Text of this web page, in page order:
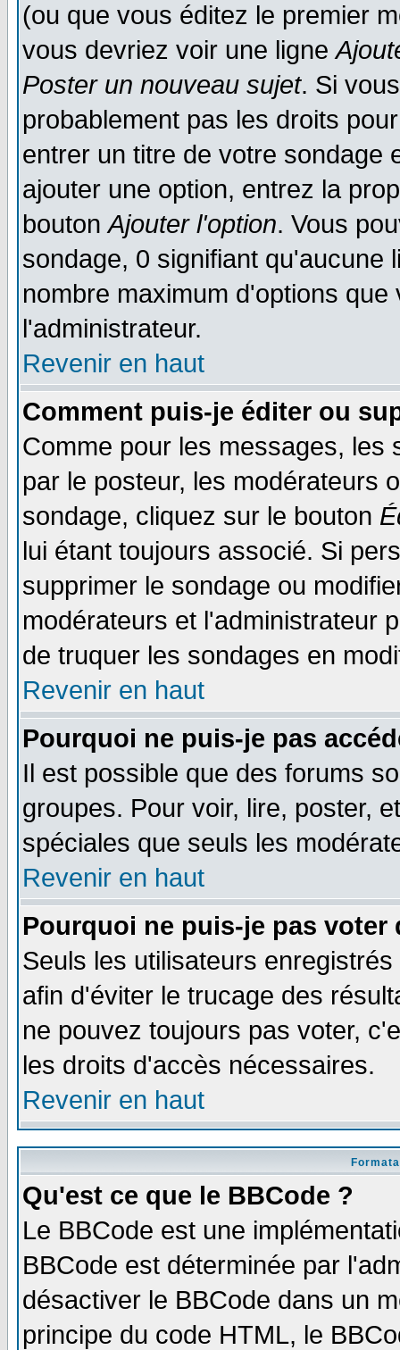
(ou que vous éditez le premier
vous devriez voir une ligne
Poster un nouveau sujet. Si
probablement pas les droits
entrer un titre de votre sondage
ajouter une option, entrez la
boutonAjouter l'option. Vous
sondage, 0 signifiant qu'aucune
nombre maximum d'options
l'administrateur.
Revenir en haut
Comment puis-je éditer ou
Comme pour les messages, les
par le posteur, les modérateurs
sondage, cliquez sur le bouton
lui étant toujours associé. Si
supprimer le sondage ou
modérateurs et l'administrateur
de truquer les sondages en
Revenir en haut
Pourquoi ne puis-je pas
Il est possible que des forums
groupes. Pour voir, lire, poster,
spéciales que seuls les
Revenir en haut
Pourquoi ne puis-je pas voter
Seuls les utilisateurs
afin d'éviter le trucage des
ne pouvez toujours pas voter,
les droits d'accès nécessaires.
Revenir en haut
Qu'est ce que le BBCode ?
Le BBCode est une
BBCode est déterminée par
désactiver le BBCode dans un
principe du code HTML, le